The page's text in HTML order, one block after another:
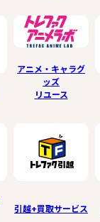
アニメ・キャラグ
ッズ
リユース
引越+買取サービス